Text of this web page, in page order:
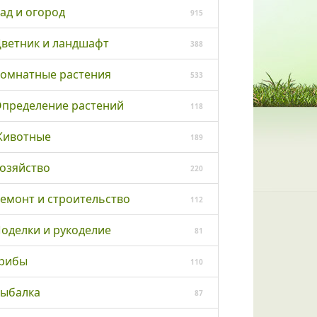
и огород 915
и ландшафт 388
растения 533
растений 118
189
220
и строительство 112
и рукоделие 81
110
87